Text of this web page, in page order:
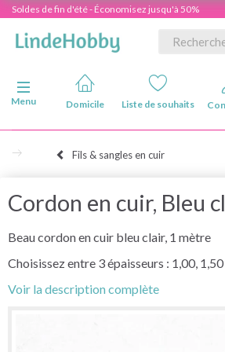
Soldes de fin d'été - Économisez jusqu'à 50%
Basculer la navigation
Menu
Domicile Liste de souhaits
Fils & sangles en cuir
Cordon en cuir, Bleu
Beau cordon en cuir bleu clair, 1 mètre
Choisissez entre 3 épaisseurs : 1,00,
Voir la description complète